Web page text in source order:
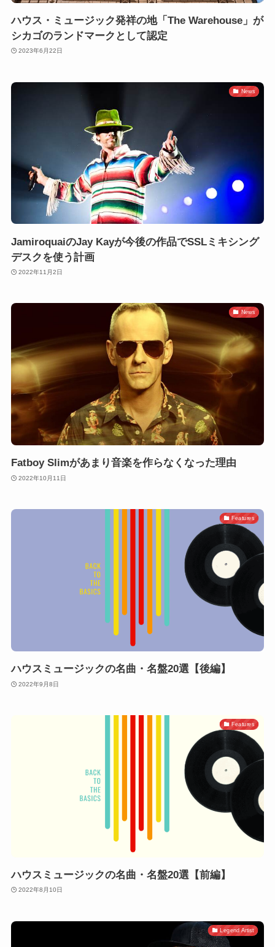
ハウス・ミュージック発祥の地「The Warehouse」が
シカゴのランドマークとして認定
2023年6月22日
News
JamiroquaiのJay Kayが今後の作品でSSLミキシング
デスクを使う計画
2022年11月2日
News
Fatboy Slimがあまり音楽を作らなくなった理由
2022年10月11日
Features
ハウスミュージックの名曲・名盤20選【後編】
2022年9月8日
Features
ハウスミュージックの名曲・名盤20選【前編】
2022年8月10日
Legend Artist